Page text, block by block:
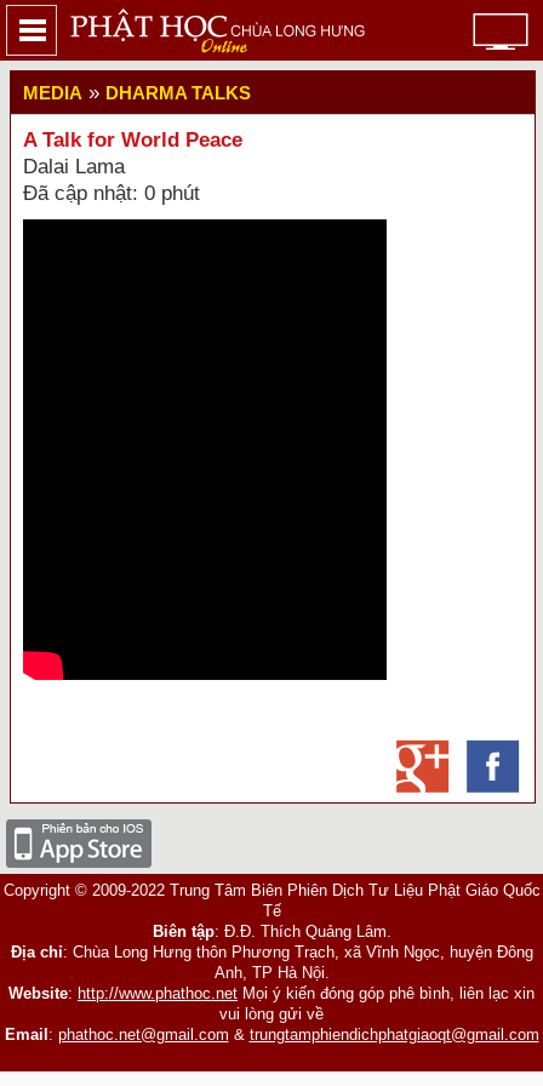
MEDIA » DHARMA TALKS
A Talk for World Peace
Dalai Lama
Đã cập nhật: 0 phút
Copyright © 2009-2022 Trung Tâm Biên Phiên Dịch Tư Liệu Phật Giáo Quốc
Tế
Biên tập: Đ.Đ. Thích Quảng Lâm.
Địa chỉ: Chùa Long Hưng thôn Phương Trạch, xã Vĩnh Ngọc, huyện Đông
Anh, TP Hà Nội.
Website: http://www.phathoc.net Mọi ý kiến đóng góp phê bình, liên lạc xin
vui lòng gửi về
Email : phathoc.net@gmail.com & trungtamphiendichphatgiaoqt@gmail.com